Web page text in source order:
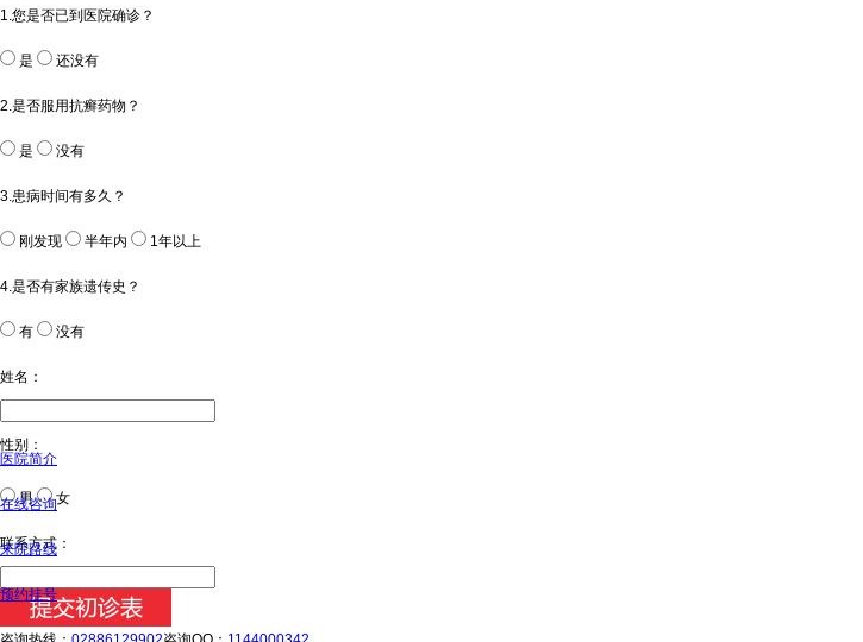
1.您是否已到医院确诊？
是 还没有
2.是否服用抗癣药物？
是 没有
3.患病时间有多久？
刚发现 半年内 1年以上
4.是否有家族遗传史？
有 没有
姓名：
性别：
男 女
今天日期：
联系方式：
医院简介
在线咨询
来院路线
预约挂号